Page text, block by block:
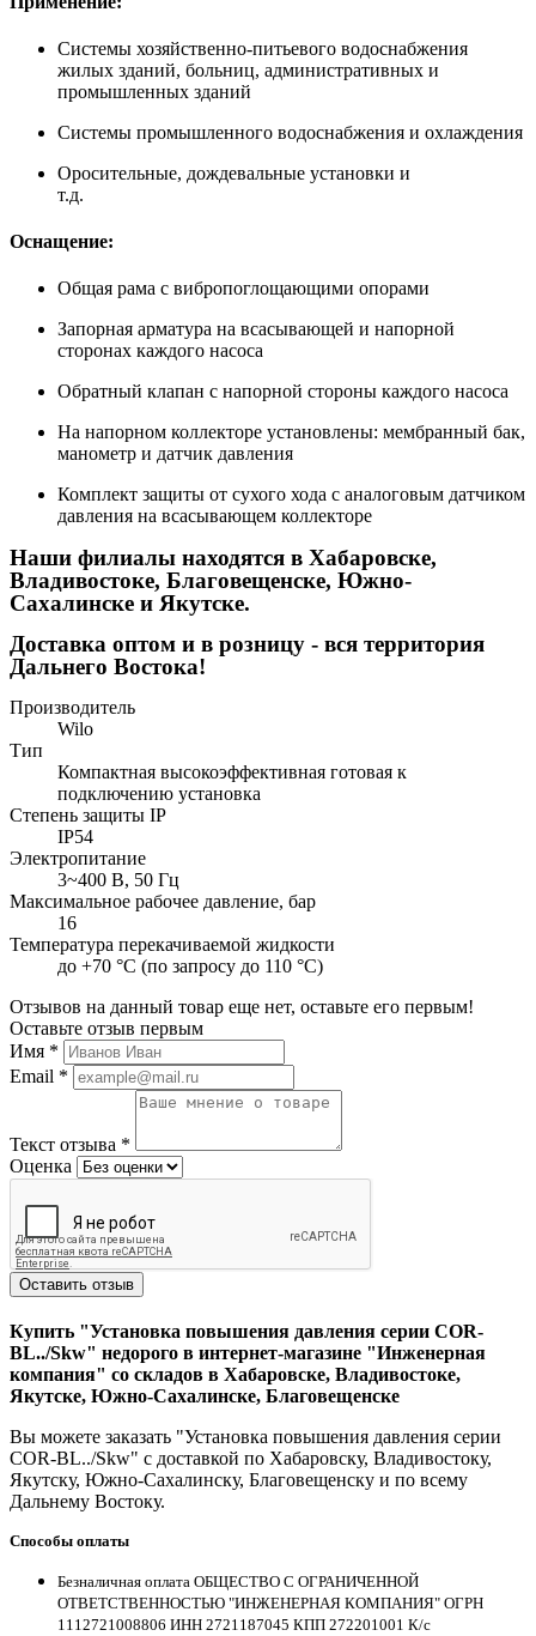
Системы хозяйственно-питьевого водоснабжения
жилых зданий, больниц, административных и
промышленных зданий
Системы промышленного водоснабжения и охлаждения
Оросительные, дождевальные установки и
т.д.
Оснащение:
Общая рама с вибропоглощающими опорами
Запорная арматура на всасывающей и напорной
сторонах каждого насоса
Обратный клапан с напорной стороны каждого насоса
На напорном коллекторе установлены: мембранный бак,
манометр и датчик давления
Комплект защиты от сухого хода с аналоговым датчиком
давления на всасывающем коллекторе
Наши филиалы находятся в Хабаровске,
Владивостоке, Благовещенске, Южно-
Сахалинске и Якутске.
Доставка оптом и в розницу - вся территория
Дальнего Востока!
Производитель
Wilo
Тип
Компактная высокоэффективная готовая к
подключению установка
Степень защиты IP
IP54
Электропитание
3~400 В, 50 Гц
Максимальное рабочее давление, бар
16
Температура перекачиваемой жидкости
до +70 °C (по запросу до 110 °С)
Отзывов на данный товар еще нет, оставьте его первым!
Оставьте отзыв первым
Имя *
Email *
Текст отзыва *
Оценка
Оставить отзыв
Купить "Установка повышения давления серии COR-
BL../Skw" недорого в интернет-магазине "Инженерная
компания" со складов в Хабаровске, Владивостоке,
Якутске, Южно-Сахалинске, Благовещенске
Вы можете заказать "Установка повышения давления серии
COR-BL../Skw" с доставкой по Хабаровску, Владивостоку,
Якутску, Южно-Сахалинску, Благовещенску и по всему
Дальнему Востоку.
Способы оплаты
Безналичная оплата ОБЩЕСТВО С ОГРАНИЧЕННОЙ
ОТВЕТСТВЕННОСТЬЮ "ИНЖЕНЕРНАЯ КОМПАНИЯ" ОГРН
1112721008806 ИНН 2721187045 КПП 272201001 К/с